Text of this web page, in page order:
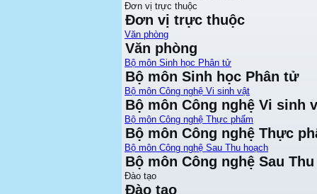
Đơn vị trực thuộc
Đơn vị trực thuộc
Văn phòng
Văn phòng
Bộ môn Sinh học Phân tử
Bộ môn Sinh học Phân tử
Bộ môn Công nghệ Vi sinh vật
Bộ môn Công nghệ Vi sinh
Bộ môn Công nghệ Thực phẩm
Bộ môn Công nghệ Thực
Bộ môn Công nghệ Sau Thu hoạch
Bộ môn Công nghệ Sau
Đào tạo
Đào tạo